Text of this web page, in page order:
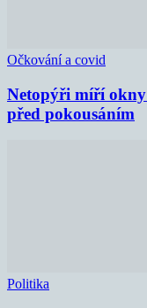
Očkování a covid
Netopýři míří
před pokousáním
Politika